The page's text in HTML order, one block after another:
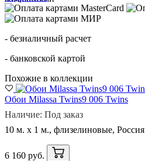
- безналичный расчет
- банковской картой
Похожие в коллекции
Обои Milassa Twins9 006 Twins
Наличие: Под заказ
10 м. x 1 м., флизелиновые, Россия
6 160 руб.